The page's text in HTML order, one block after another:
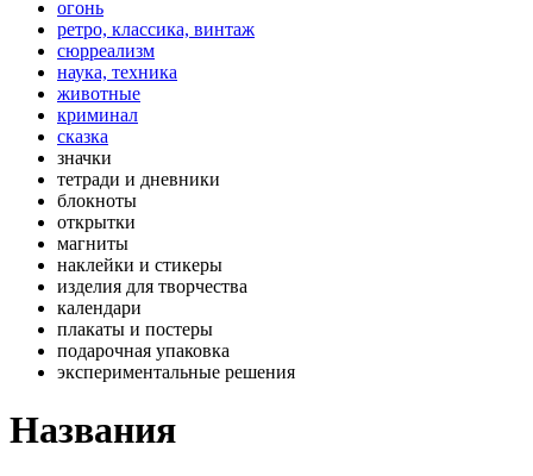
огонь
ретро, классика, винтаж
сюрреализм
наука, техника
животные
криминал
сказка
значки
тетради и дневники
блокноты
открытки
магниты
наклейки и стикеры
изделия для творчества
календари
плакаты и постеры
подарочная упаковка
экспериментальные решения
Названия